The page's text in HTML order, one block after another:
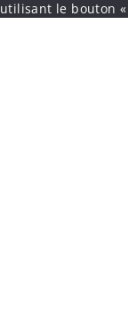
utilisant le bouton «